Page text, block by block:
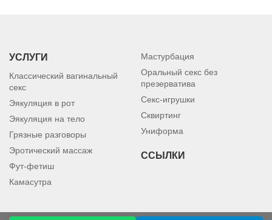
УСЛУГИ
Классический вагинальный
секс
Эякуляция в рот
Эякуляция на тело
Грязные разговоры
Эротический массаж
Фут-фетиш
Камасутра
Мастурбация
Оральный секс без
презерватива
Секс-игрушки
Сквиртинг
Униформа
ССЫЛКИ